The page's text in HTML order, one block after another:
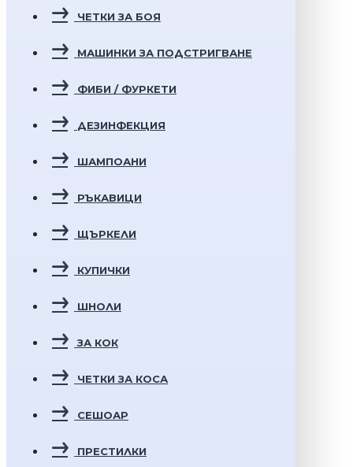
ЧЕТКИ ЗА БОЯ
МАШИНКИ ЗА ПОДСТРИГВАНЕ
ФИБИ / ФУРКЕТИ
ДЕЗИНФЕКЦИЯ
ШАМПОАНИ
РЪКАВИЦИ
ЩЪРКЕЛИ
КУПИЧКИ
ШНОЛИ
ЗА КОК
ЧЕТКИ ЗА КОСА
СЕШОАР
ПРЕСТИЛКИ